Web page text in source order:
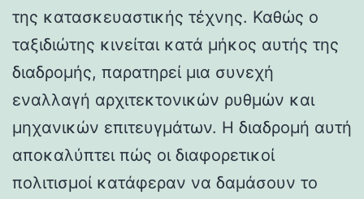
της κατασκευαστικής τέχνης. Καθώς ο
ταξιδιώτης κινείται κατά μήκος αυτής της
διαδρομής, παρατηρεί μια συνεχή
εναλλαγή αρχιτεκτονικών ρυθμών και
μηχανικών επιτευγμάτων. Η διαδρομή αυτή
αποκαλύπτει πώς οι διαφορετικοί
πολιτισμοί κατάφεραν να δαμάσουν το